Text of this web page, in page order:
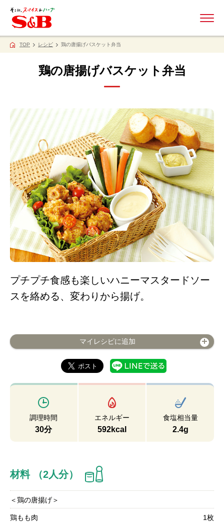
TOP レシピ 鶏の唐揚げバスケット弁当
鶏の唐揚げバスケット弁当
プチプチ食感も楽しいハニーマスタードソー
スを絡める、変わりから揚げ。
マイレシピに追加
調理時間
30分
エネルギー
592kcal
食塩相当量
2.4g
材料 （2人分）
＜鶏の唐揚げ＞
鶏もも肉 1枚